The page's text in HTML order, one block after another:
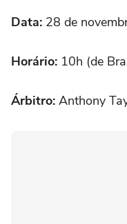
Data: 28 de
Horário: 10h (de
Árbitro: Anthony